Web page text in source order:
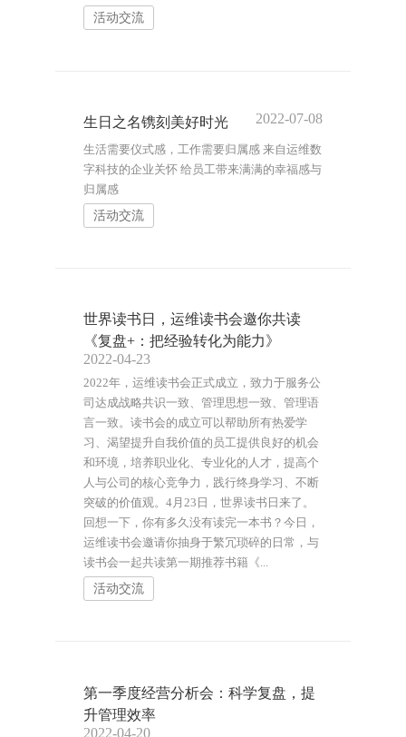
活动交流
生日之名镌刻美好时光 2022-07-08
生活需要仪式感，工作需要归属感 来自运维数
字科技的企业关怀 给员工带来满满的幸福感与
归属感
活动交流
世界读书日，运维读书会邀你共读
《复盘+：把经验转化为能力》
2022-04-23
2022年，运维读书会正式成立，致力于服务公
司达成战略共识一致、管理思想一致、管理语
言一致。读书会的成立可以帮助所有热爱学
习、渴望提升自我价值的员工提供良好的机会
和环境，培养职业化、专业化的人才，提高个
人与公司的核心竞争力，践行终身学习、不断
突破的价值观。4月23日，世界读书日来了。
回想一下，你有多久没有读完一本书？今日，
运维读书会邀请你抽身于繁冗琐碎的日常，与
读书会一起共读第一期推荐书籍《...
活动交流
第一季度经营分析会：科学复盘，提
升管理效率
2022-04-20